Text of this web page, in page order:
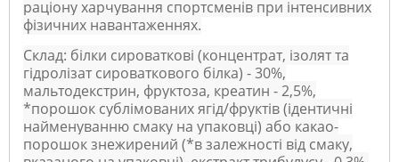
раціону харчування спортсменів при інтенсивних
фізичних навантаженнях.
Склад: білки сироваткові (концентрат, ізолят та
гідролізат сироваткового білка) - 30%,
мальтодекстрин, фруктоза, креатин - 2,5%,
*порошок сублімованих ягід/фруктів (ідентичні
найменуванню смаку на упаковці) або какао-
порошок знежирений (*в залежності від смаку,